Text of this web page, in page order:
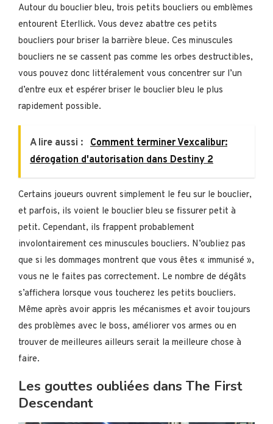
Autour du bouclier bleu, trois petits boucliers ou emblèmes
entourent Eterllick. Vous devez abattre ces petits
boucliers pour briser la barrière bleue. Ces minuscules
boucliers ne se cassent pas comme les orbes destructibles,
vous pouvez donc littéralement vous concentrer sur l’un
d’entre eux et espérer briser le bouclier bleu le plus
rapidement possible.
A lire aussi :
Comment terminer Vexcalibur:
dérogation d'autorisation dans Destiny 2
Certains joueurs ouvrent simplement le feu sur le bouclier,
et parfois, ils voient le bouclier bleu se fissurer petit à
petit. Cependant, ils frappent probablement
involontairement ces minuscules boucliers. N’oubliez pas
que si les dommages montrent que vous êtes « immunisé »,
vous ne le faites pas correctement. Le nombre de dégâts
s’affichera lorsque vous toucherez les petits boucliers.
Même après avoir appris les mécanismes et avoir toujours
des problèmes avec le boss, améliorer vos armes ou en
trouver de meilleures ailleurs serait la meilleure chose à
faire.
Les gouttes oubliées dans The First
Descendant